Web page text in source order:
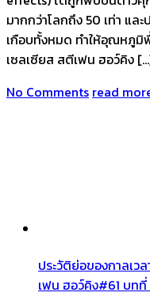
มากกว่าโลกถึง 50 เท่า แล
เกือบทั้งหมด ทำให้อุณหภูมิ
เซลเซียส สตีเฟน ฮอว์คิง
No Comments read
ประวัติย่อของกาลเ
เฟน ฮอว์คิง#61 บท